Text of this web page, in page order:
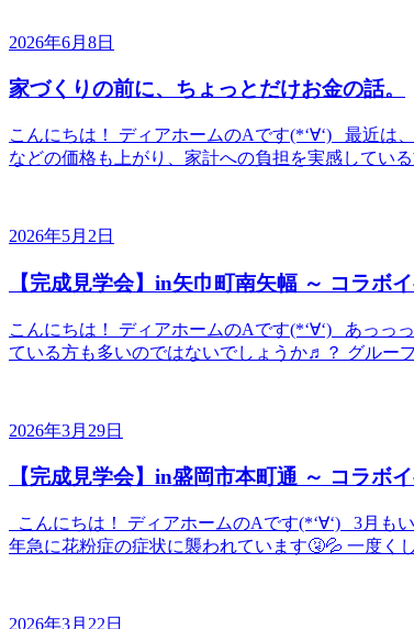
2026年6月8日
家づくりの前に、ちょっとだけお金の話。
こんにちは！ ディアホームのAです(*‘∀‘) 最近は
などの価格も上がり、家計への負担を実感してい
2026年5月2日
【完成見学会】in矢巾町南矢幅 ～ コラボ
こんにちは！ ディアホームのAです(*‘∀‘) あっっ
ている方も多いのではないでしょうか♬？ グルー
2026年3月29日
【完成見学会】in盛岡市本町通 ～ コラボ
こんにちは！ ディアホームのAです(*‘∀‘) 3月も
年急に花粉症の症状に襲われています🤧💦 一度く
2026年3月22日